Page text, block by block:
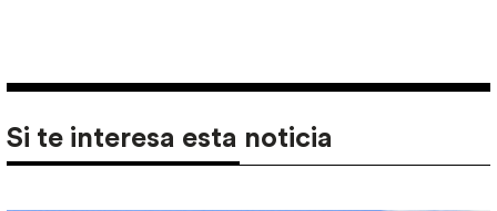
Si te interesa esta noticia